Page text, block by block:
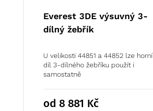
Everest 3DE výsuvný 3-
dílný žebřík
U velikosti 44851 a 44852 lze horní
díl 3-dílného žebříku použít i
samostatně
od 8 881 Kč